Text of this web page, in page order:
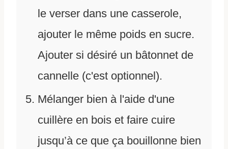
le verser dans une casserole,
ajouter le même poids en sucre.
Ajouter si désiré un bâtonnet de
cannelle (c'est optionnel).
Mélanger bien à l'aide d'une
cuillère en bois et faire cuire
jusqu’à ce que ça bouillonne bien